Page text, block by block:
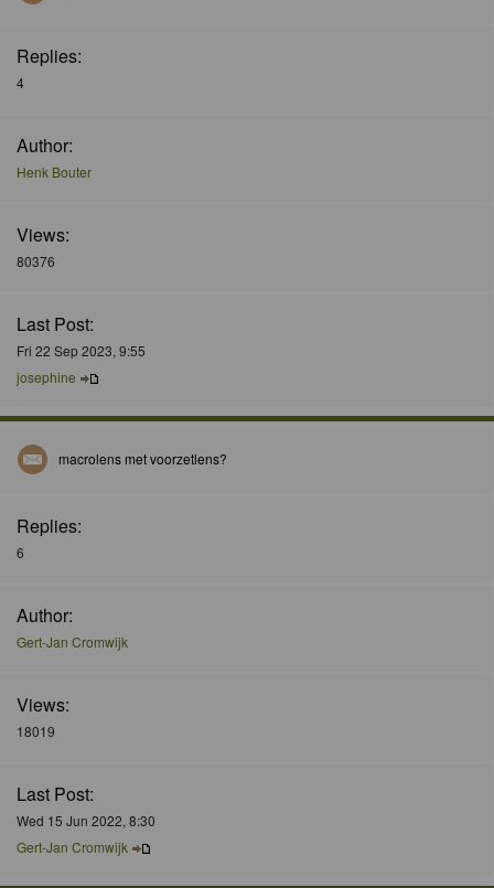
Replies:
4
Author:
Henk Bouter
Views:
80376
Last Post:
Fri 22 Sep 2023, 9:55
josephine
macrolens met voorzetlens?
Replies:
6
Author:
Gert-Jan Cromwijk
Views:
18019
Last Post:
Wed 15 Jun 2022, 8:30
Gert-Jan Cromwijk